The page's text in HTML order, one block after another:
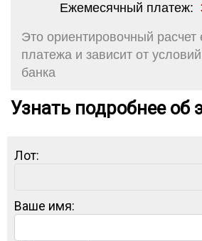
Ежемесячный платеж:
Это ориентировочный расчет
платежа и зависит от
банка
Узнать подробнее об
Лот:
Ваше имя: